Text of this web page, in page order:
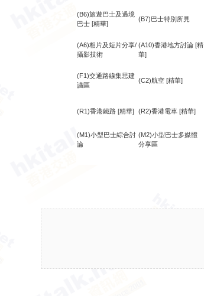
(B6)旅遊巴士及過境
巴士 [精華]
(B7)巴士特別所見
(A6)相片及短片分享/
攝影技術
(A10)香港地方討論 [精
華]
(F1)交通路線集思建
議區
(C2)航空 [精華]
(R1)香港鐵路 [精華] (R2)香港電車 [精華]
(M1)小型巴士綜合討
論
(M2)小型巴士多媒體
分享區